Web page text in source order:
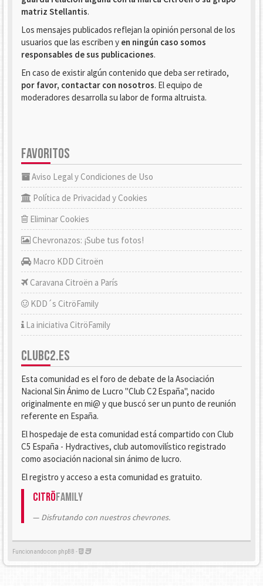
matriz Stellantis.
Los mensajes publicados reflejan la opinión personal de los
usuarios que las escriben y en ningún caso somos
responsables de sus publicaciones.
En caso de existir algún contenido que deba ser retirado,
por favor, contactar con nosotros. El equipo de
moderadores desarrolla su labor de forma altruista.
FAVORITOS
Aviso Legal y Condiciones de Uso
Política de Privacidad y Cookies
Eliminar Cookies
Chevronazos: ¡Sube tus fotos!
Macro KDD Citroën
Caravana Citroën a París
KDD´s CitröFamily
La iniciativa CitröFamily
CLUBC2.ES
Esta comunidad es el foro de debate de la Asociación
Nacional Sin Ánimo de Lucro "Club C2 España", nacido
originalmente en mi@ y que buscó ser un punto de reunión
referente en España.
El hospedaje de esta comunidad está compartido con Club
C5 España - Hydractives, club automovilístico registrado
como asociación nacional sin ánimo de lucro.
El registro y acceso a esta comunidad es gratuito.
CitröFamily
Disfrutando con nuestros chevrones.
Funcionando con phpBB -